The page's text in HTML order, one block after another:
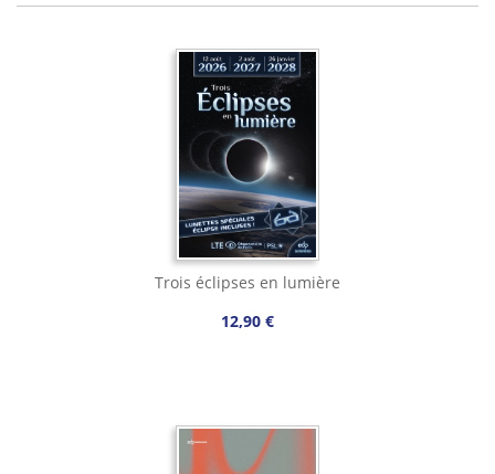
Trois éclipses en lumière
12,90 €